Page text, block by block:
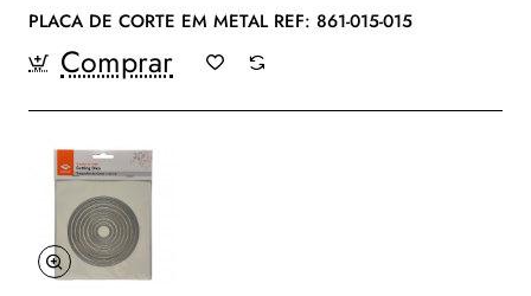
PLACA DE CORTE EM METAL REF: 861-015-015
Comprar